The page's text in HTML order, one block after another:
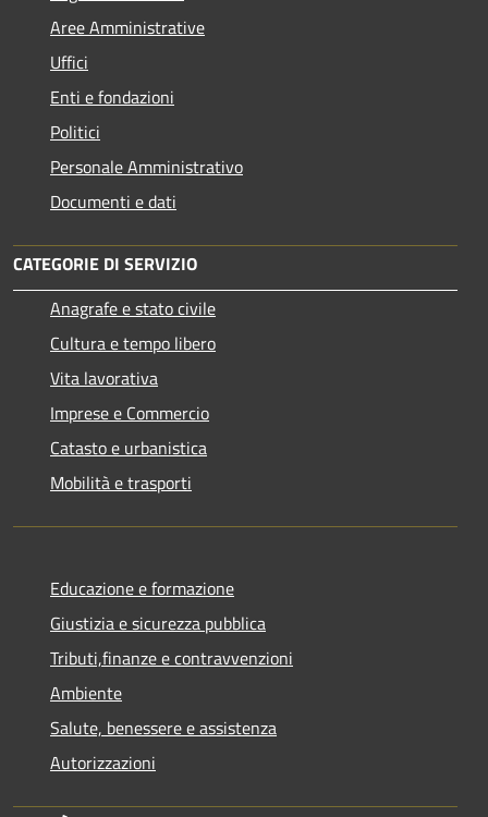
Aree Amministrative
Uffici
Enti e fondazioni
Politici
Personale Amministrativo
Documenti e dati
CATEGORIE DI SERVIZIO
Anagrafe e stato civile
Cultura e tempo libero
Vita lavorativa
Imprese e Commercio
Catasto e urbanistica
Mobilità e trasporti
Educazione e formazione
Giustizia e sicurezza pubblica
Tributi,finanze e contravvenzioni
Ambiente
Salute, benessere e assistenza
Autorizzazioni